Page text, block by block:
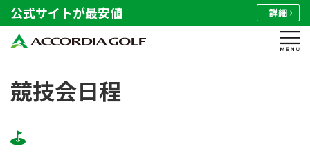
公式サイトが最安値 詳細
競技会日程